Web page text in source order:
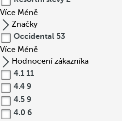
Více Méně
Značky
Occidental 53
Více Méně
Hodnocení zákazníka
4.1 11
4.4 9
4.5 9
4.0 6